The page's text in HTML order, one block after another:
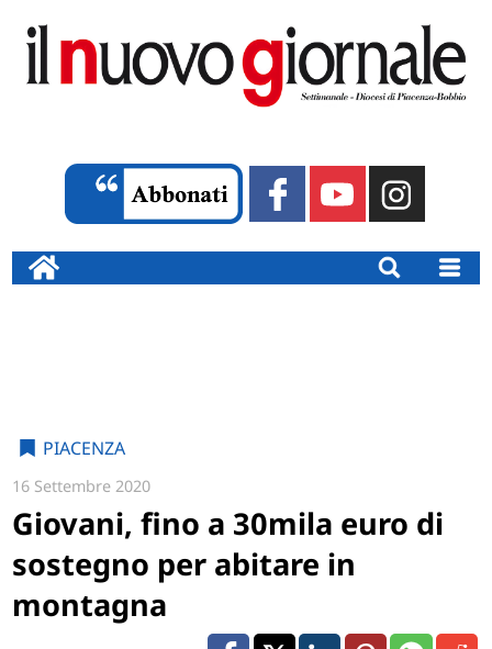
PIACENZA
16 Settembre 2020
Giovani, fino a 30mila euro di
sostegno per abitare in
montagna